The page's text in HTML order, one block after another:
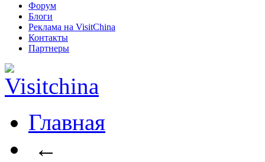
Форум
Блоги
Реклама на VisitChina
Контакты
Партнеры
Главная
←